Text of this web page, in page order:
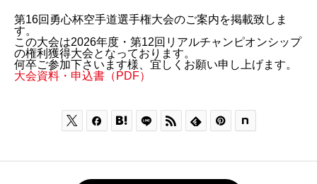
第16回勇心杯空手道選手権大会のご案内を掲載致しま
す。
この大会は2026年度・第12回リアルチャンピオンシップ
の権利獲得大会となっております。
何卒ご参加下さいます様、宜しくお願い申し上げます。
大会資料・申込書（PDF）
     